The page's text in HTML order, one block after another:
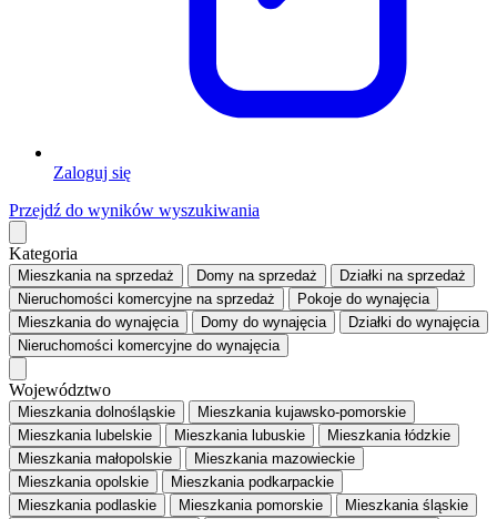
Zaloguj się
Przejdź do wyników wyszukiwania
Kategoria
Mieszkaniana sprzedaż Domy na sprzedaż Działki na sprzedaż
Nieruchomości komercyjne na sprzedaż Pokoje do wynajęcia
Mieszkaniado wynajęcia Domy do wynajęcia Działki do wynajęcia
Nieruchomości komercyjne do wynajęcia
Województwo
Mieszkania dolnośląskie
Mieszkania kujawsko-pomorskie
Mieszkania lubelskie
Mieszkania lubuskie
Mieszkania łódzkie
Mieszkania małopolskie
Mieszkania mazowieckie
Mieszkania opolskie
Mieszkania podkarpackie
Mieszkania podlaskie
Mieszkania pomorskie
Mieszkania śląskie